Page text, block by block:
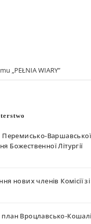
„PEŁNIA WIARY”
Перемисько-
Божественної Літургії
нових членів Комісії
Вроцлавсько-